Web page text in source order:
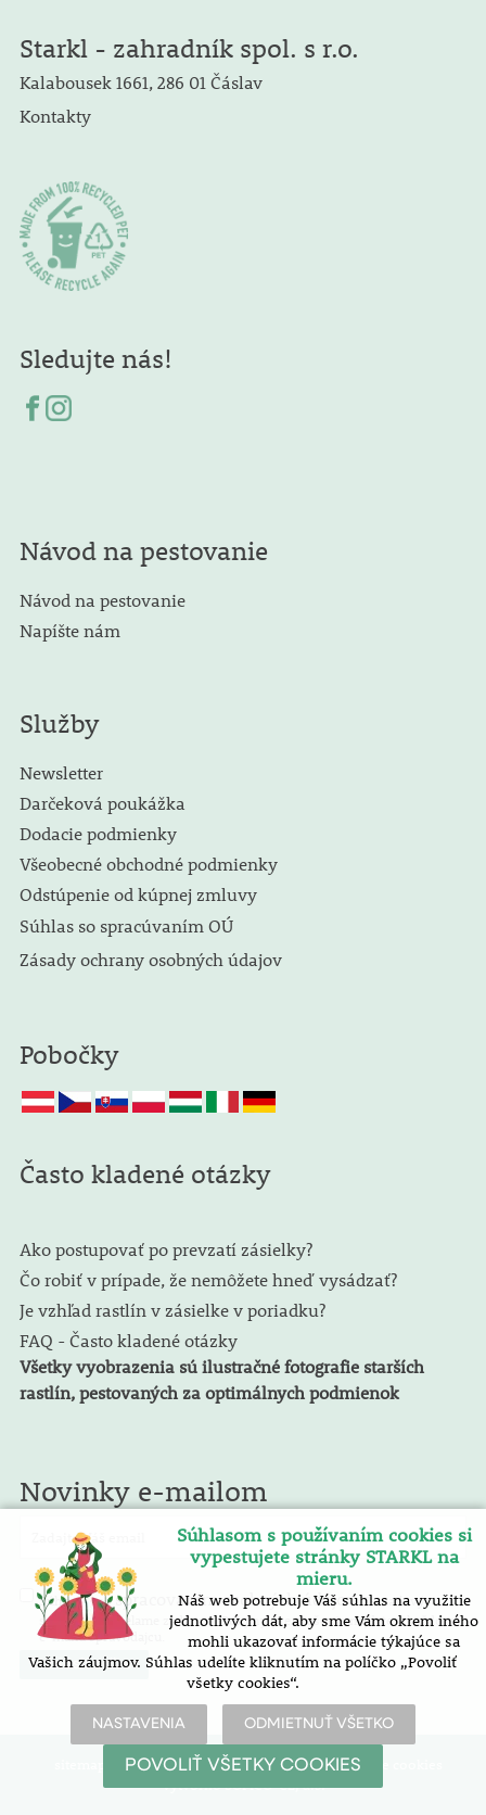
Starkl - zahradník spol. s r.o.
Kalabousek 1661, 286 01 Čáslav
Kontakty
Sledujte nás!
Návod na pestovanie
Návod na pestovanie
Napíšte nám
Služby
Newsletter
Darčeková poukážka
Dodacie podmienky
Všeobecné obchodné podmienky
Odstúpenie od kúpnej zmluvy
Súhlas so spracúvaním OÚ
Zásady ochrany osobných údajov
Pobočky
Často kladené otázky
Ako postupovať po prevzatí zásielky?
Čo robiť v prípade, že nemôžete hneď vysádzať?
Je vzhľad rastlín v zásielke v poriadku?
FAQ - Často kladené otázky
Všetky vyobrazenia sú ilustračné fotografie starších
rastlín, pestovaných za optimálnych podmienok
Novinky e-mailom
Súhlasím sospracovaním osobných údajov. E-mailový
spravodaj zasielame zadarmo. Pokyny pre zrušenie nájdete v každom
e-mailu spravodajcu.
| vyhlásenie o prístupnosti |
nastavenie cookies
Vytvořilo SOFICO-CZ, a.s.
Súhlasom s používaním cookies si
vypestujete stránky STARKL na
mieru.
Náš web potrebuje Váš súhlas na využitie
jednotlivých dát, aby sme Vám okrem iného
mohli ukazovať informácie týkajúce sa
Vašich záujmov. Súhlas udelíte kliknutím na políčko „Povoliť
všetky cookies“.
NASTAVENIA ODMIETNUŤ VŠETKO
POVOLIŤ VŠETKY COOKIES